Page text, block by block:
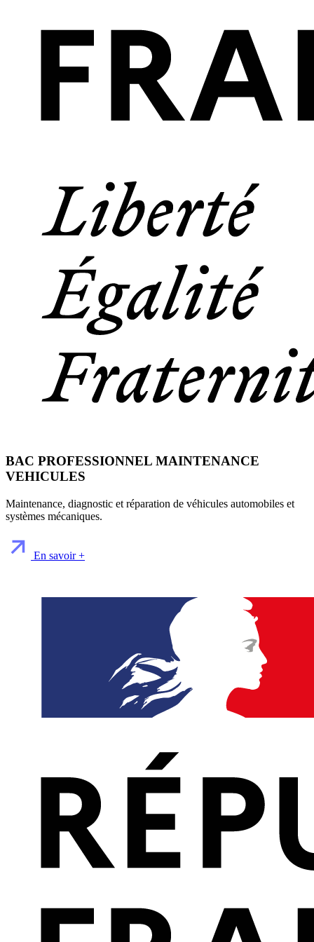
BAC PROFESSIONNEL MAINTENANCE
VEHICULES
Maintenance, diagnostic et réparation de véhicules automobiles et
systèmes mécaniques.
En savoir +